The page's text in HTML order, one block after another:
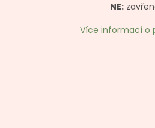
NE:
Více informací o